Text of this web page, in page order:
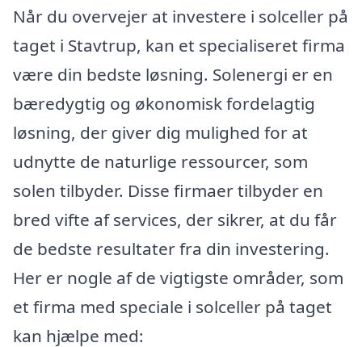
Når du overvejer at investere i solceller på
taget i Stavtrup, kan et specialiseret firma
være din bedste løsning. Solenergi er en
bæredygtig og økonomisk fordelagtig
løsning, der giver dig mulighed for at
udnytte de naturlige ressourcer, som
solen tilbyder. Disse firmaer tilbyder en
bred vifte af services, der sikrer, at du får
de bedste resultater fra din investering.
Her er nogle af de vigtigste områder, som
et firma med speciale i solceller på taget
kan hjælpe med: